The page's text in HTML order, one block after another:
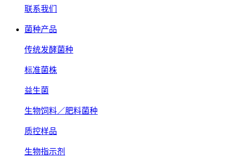
联系我们
菌种产品
传统发酵菌种
标准菌株
益生菌
生物饲料／肥料菌种
质控样品
生物指示剂